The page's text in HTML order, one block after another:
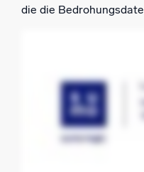
die die